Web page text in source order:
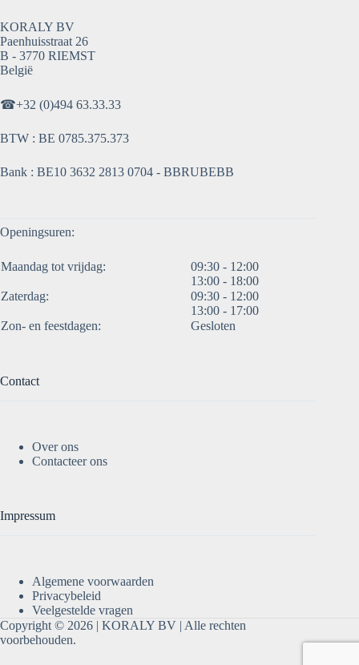
KORALY BV
Paenhuisstraat 26
B - 3770 RIEMST
België
☎+32 (0)494 63.33.33
BTW : BE 0785.375.373
Bank : BE10 3632 2813 0704 - BBRUBEBB
Openingsuren:
Maandag tot vrijdag:
09:30 - 12:00
13:00 - 18:00
Zaterdag:
09:30 - 12:00
13:00 - 17:00
Zon- en feestdagen:
Gesloten
Contact
Over ons
Contacteer ons
Impressum
Algemene voorwaarden
Privacybeleid
Veelgestelde vragen
Copyright © 2026 | KORALY BV | Alle rechten
voorbehouden.